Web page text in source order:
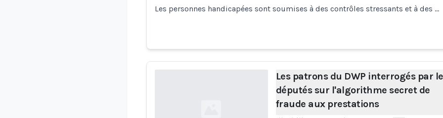
Les personnes handicapées sont soumises à des contrôles stressants et à des …
Les patrons du DWP interrogés par
députés sur l'algorithme secret de
fraude aux prestations